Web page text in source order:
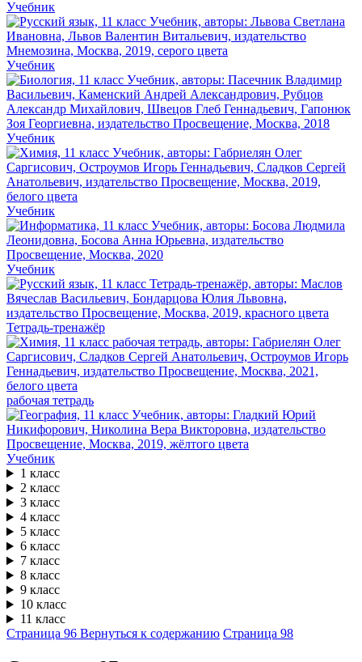
Учебник
Учебник
Учебник
Учебник
Учебник
Тетрадь-тренажёр
рабочая тетрадь
Учебник
1 класс
2 класс
3 класс
4 класс
5 класс
6 класс
7 класс
8 класс
9 класс
10 класс
11 класс
Страница 96 Вернуться к содержанию Страница 98